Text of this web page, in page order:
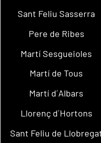
Sant Feliu Sasserra
Pere de Ribes
Martí Sesgueioles
Martí de Tous
Martí d´Albars
Llorenç d´Hortons
Sant Feliu de